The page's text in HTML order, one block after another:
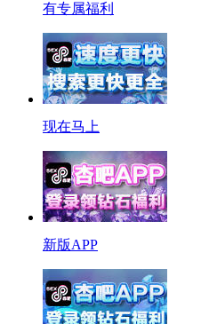
有专属福利
现在马上
新版APP